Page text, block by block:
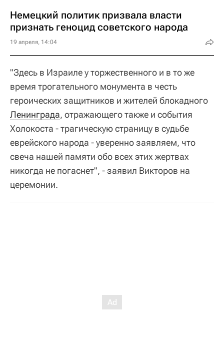
Немецкий политик призвала власти
признать геноцид советского народа
19 апреля, 14:04
"Здесь в Израиле у торжественного и в то же
время трогательного монумента в честь
героических защитников и жителей блокадного
Ленинграда, отражающего также и события
Холокоста - трагическую страницу в судьбе
еврейского народа - уверенно заявляем, что
свеча нашей памяти обо всех этих жертвах
никогда не погаснет", - заявил Викторов на
церемонии.